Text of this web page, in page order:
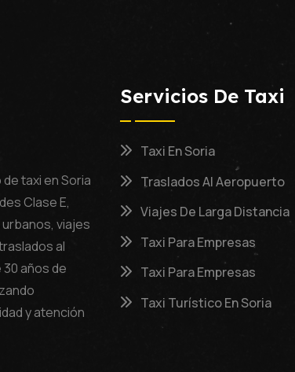
taxi en Soria
Clase E,
viajes
al
años de
y atención
Servicios De Taxi
Taxi En Soria
Traslados Al Aeropuerto
Viajes De Larga Distancia
Taxi Para Empresas
Taxi Para Empresas
Taxi Turístico En Soria